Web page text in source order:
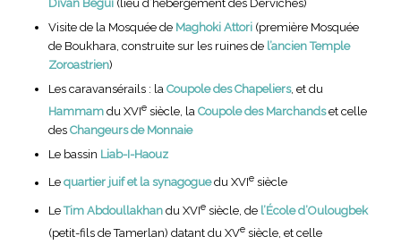
Divan Begui(lieu d’hébergement des Derviches)
Visite de la Mosquée de Maghoki Attori(première Mosquée
de Boukhara, construite sur les ruines de l’ancien Temple
Zoroastrien)
Les caravansérails : la Coupole des Chapeliers, et du
Hammamdu XVIesiècle, la Coupole des Marchandset celle
des Changeurs de Monnaie
Le bassin Liab-I-Haouz
Le quartier juif et la synagoguedu XVIesiècle
LeTim Abdoullakhandu XVIesiècle, de l’École d’Oulougbek
(petit-fils de Tamerlan) datant du XVesiècle, et celle